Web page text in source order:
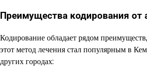
Преимущества кодирования от
Кодирование обладает рядом
этот метод лечения стал популярным в
других городах: